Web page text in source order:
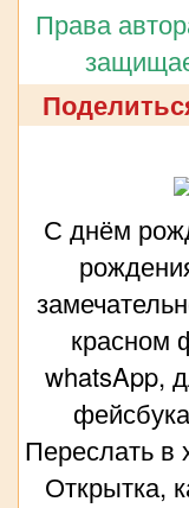
Права
С днём
красном
whatsApp,
Переслать в
Открытка,